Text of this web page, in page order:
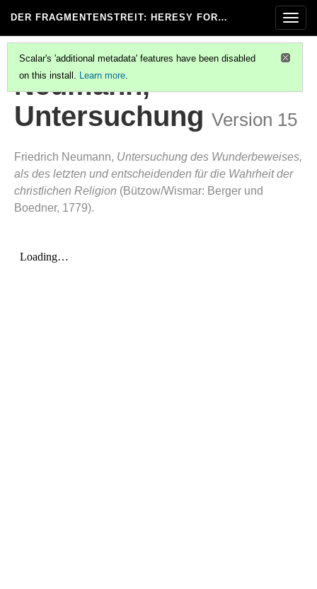
DER FRAGMENTENSTREIT: HERESY FOR…
Scalar's 'additional metadata' features have been disabled
on this install. Learn more.
Neumann,
Untersuchung Version 15
Friedrich Neumann, Untersuchung des Wunderbeweises,
als des letzten und entscheidenden für die Wahrheit der
christlichen Religion (Bützow/Wismar: Berger und
Boedner, 1779).